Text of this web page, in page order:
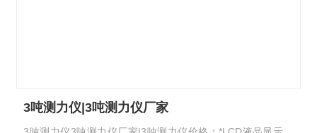
3吨测力仪|3吨测力仪厂家